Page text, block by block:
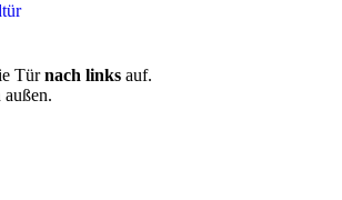
Türnach links auf.